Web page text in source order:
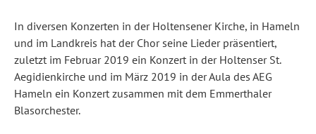
In diversen Konzerten in der Holtensener Kirche, in Hameln
und im Landkreis hat der Chor seine Lieder präsentiert,
zuletzt im Februar 2019 ein Konzert in der Holtenser St.
Aegidienkirche und im März 2019 in der Aula des AEG
Hameln ein Konzert zusammen mit dem Emmerthaler
Blasorchester.